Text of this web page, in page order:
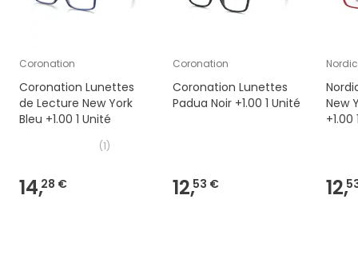
Coronation
Coronation Lunettes
de Lecture New York
Bleu +1.00 1 Unité
(1)
14,28 €
Coronation
Coronation Lunettes
Padua Noir +1.00 1 Unité
12,53 €
New
+1.00
12,